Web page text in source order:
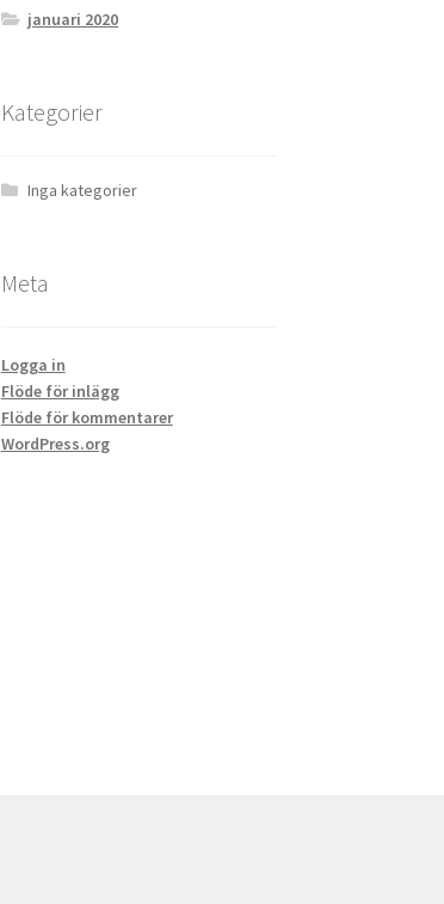
januari 2020
Kategorier
Inga kategorier
Meta
Logga in
Flöde för inlägg
Flöde för kommentarer
WordPress.org